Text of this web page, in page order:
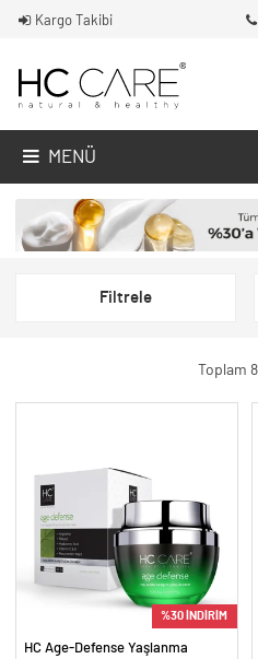
Kargo Takibi
MENÜ
Filtrele
Toplam
%30 İNDİRİM
HC Age-Defense Yaşlanma